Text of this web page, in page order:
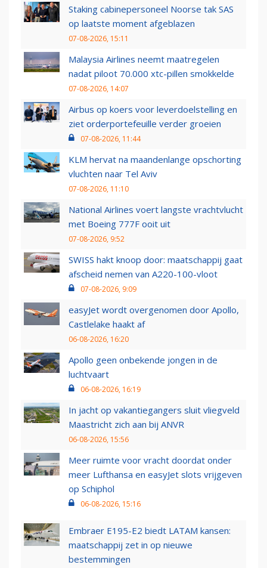
Staking cabinepersoneel Noorse tak SAS
op laatste moment afgeblazen
07-08-2026, 15:11
Malaysia Airlines neemt maatregelen
nadat piloot 70.000 xtc-pillen smokkelde
07-08-2026, 14:07
Airbus op koers voor leverdoelstelling en
ziet orderportefeuille verder groeien
07-08-2026, 11:44
KLM hervat na maandenlange opschorting
vluchten naar Tel Aviv
07-08-2026, 11:10
National Airlines voert langste vrachtvlucht
met Boeing 777F ooit uit
07-08-2026, 9:52
SWISS hakt knoop door: maatschappij gaat
afscheid nemen van A220-100-vloot
07-08-2026, 9:09
easyJet wordt overgenomen door Apollo,
Castlelake haakt af
06-08-2026, 16:20
Apollo geen onbekende jongen in de
luchtvaart
06-08-2026, 16:19
In jacht op vakantiegangers sluit vliegveld
Maastricht zich aan bij ANVR
06-08-2026, 15:56
Meer ruimte voor vracht doordat onder
meer Lufthansa en easyJet slots vrijgeven
op Schiphol
06-08-2026, 15:16
Embraer E195-E2 biedt LATAM kansen:
maatschappij zet in op nieuwe
bestemmingen